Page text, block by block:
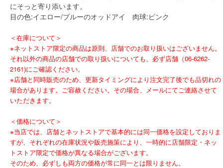
にそっと寄り添います。
目の色:イエロー/ブルーのオッドアイ 肉球:ピンク
＜在庫について＞
※ネットストア限定の商品は原則、店舗でのお取り扱いはございません。
それ以外の商品の店舗での取り扱いについても、必ず店舗（06-6262-
2161)にご確認ください。
※店舗と同時販売のため、更新タイミングにより注文完了後でも品切れの
場合があります。ご容赦ください。その場合、メールにてご連絡させて
いただきます。
＜価格について＞
※当店では、店舗とネットストアで基本的には同一価格を設定しておりま
すが、それぞれの在庫状況や販売施策により、一時的に店舗限定・ネッ
トストア限定で価格が異なる場合がございます。
そのため、必ずしも両方の価格が常に同一とは限りません。